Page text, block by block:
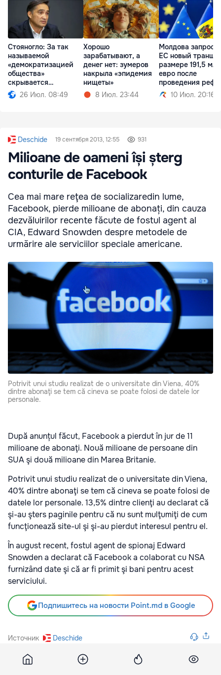
Стояногло: За так
называемой
«демократизацией
общества»
скрывается
проедание денег
26 Июл. 08:49
Хорошо
зарабатывают, а
денег нет: зумеров
накрыла «эпидемия
нищеты»
8 Июл. 23:44
Молдова
ЕС новый транш в
размере 191,5 млн
евро после
проведения
10 Июл. 20:16
Deschide 19 сентября 2013, 12:55 931
Milioane de oameni își șterg
conturile de Facebook
Cea mai mare reţea de socializaredin lume,
Facebook, pierde milioane de abonați, din cauza
dezvăluirilor recente făcute de fostul agent al
CIA, Edward Snowden despre metodele de
urmărire ale serviciilor speciale americane.
Potrivit unui studiu realizat de o universitate din Viena, 40%
dintre abonaţi se tem că cineva se poate folosi de datele lor
personale.
După anunțul făcut, Facebook a pierdut în jur de 11
milioane de abonaţi. Nouă milioane de persoane din
SUA şi două milioane din Marea Britanie.
Potrivit unui studiu realizat de o universitate din Viena,
40% dintre abonaţi se tem că cineva se poate folosi de
datele lor personale. 13,5% dintre clienţi au declarat că
şi-au şters paginile pentru că nu sunt mulţumiţi de cum
funcţionează site-ul şi şi-au pierdut interesul pentru el.
În august recent, fostul agent de spionaj Edward
Snowden a declarat că Facebook a colaborat cu NSA
furnizând date şi că ar fi primit şi bani pentru acest
serviciului.
Подпишитесь на новости Point.md в Google
Источник Deschide